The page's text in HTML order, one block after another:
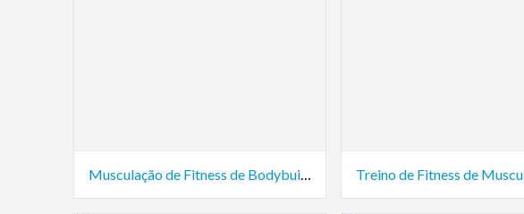
Musculação de Fitness de Bodybuilder Treino de Fitness de